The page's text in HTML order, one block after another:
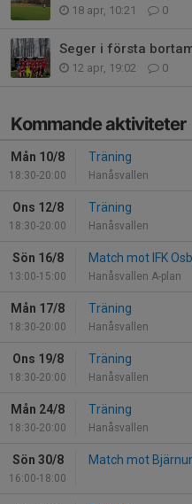
18 apr, 10:21 0
Seger i första
12 apr, 19:02 0
Kommande aktiviteter
Mån 10/8
18:30-20:00
Träning
Hanåsvallen
Ons 12/8
18:30-20:00
Träning
Hanåsvallen
Sön 16/8
13:00-15:00
Match mot IFK
Hanåsvallen A-plan
Mån 17/8
18:30-20:00
Träning
Hanåsvallen
Ons 19/8
18:30-20:00
Träning
Hanåsvallen
Mån 24/8
18:30-20:00
Träning
Hanåsvallen
Sön 30/8
16:00-18:00
Match mot